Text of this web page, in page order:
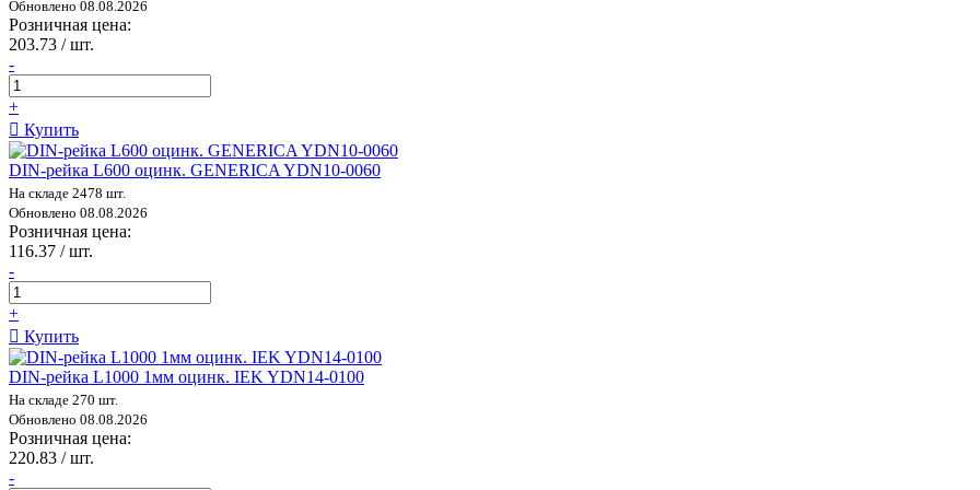
Обновлено 08.08.2026
Розничная цена:
203.73 / шт.
-
+
Купить
DIN-рейка L600 оцинк. GENERICA YDN10-0060
На складе 2478 шт.
Обновлено 08.08.2026
Розничная цена:
116.37 / шт.
-
+
Купить
DIN-рейка L1000 1мм оцинк. IEK YDN14-0100
На складе 270 шт.
Обновлено 08.08.2026
Розничная цена:
220.83 / шт.
-